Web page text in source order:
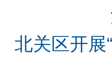
北关区开展